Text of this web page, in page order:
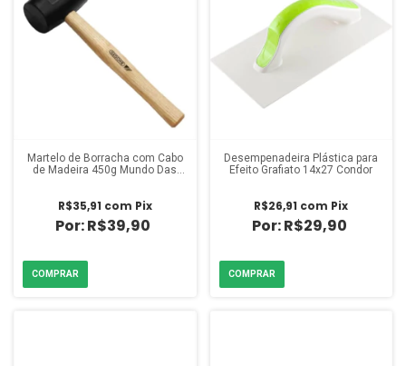
Martelo de Borracha com Cabo
de Madeira 450g Mundo Das
R$39,90
R$35,91 com Pix
Desempenadeira Plástica para
Efeito Grafiato 14x27 Condor
R$29,90
R$26,91 com Pix